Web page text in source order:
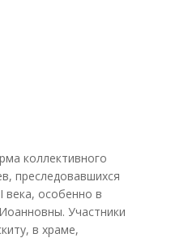
коллективного
преследовавшихся
века, особенно в
Участники
в храме,